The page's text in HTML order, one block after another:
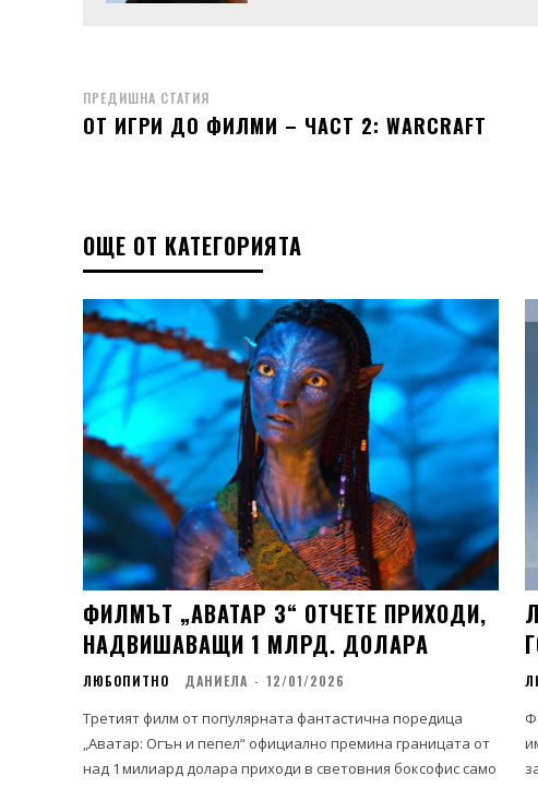
ПРЕДИШНА СТАТИЯ
ОТ ИГРИ ДО ФИЛМИ – ЧАСТ 2: WARCRAFT
ОЩЕ ОТ КАТЕГОРИЯТА
ФИЛМЪТ „АВАТАР 3“ ОТЧЕТЕ ПРИХОДИ,
НАДВИШАВАЩИ 1 МЛРД. ДОЛАРА
ЛЮБОПИТНО ДАНИЕЛА - 12/01/2026
Третият филм от популярната фантастична поредица
„Аватар: Огън и пепел“ официално премина границата от
над 1 милиард долара приходи в световния боксофис само